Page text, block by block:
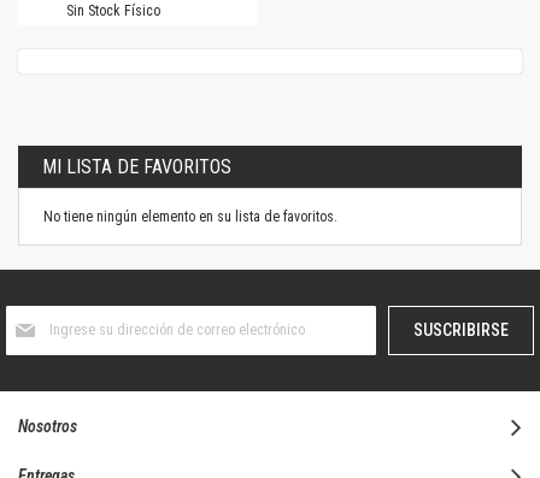
Sin Stock Físico
MI LISTA DE FAVORITOS
No tiene ningún elemento en su lista de favoritos.
boletín
SUSCRIBIRSE
Nosotros